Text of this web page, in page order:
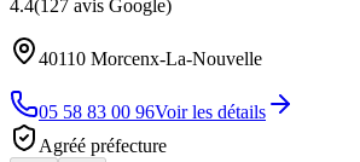
4.4(127 avis Google)
40110 Morcenx-La-Nouvelle
05 58 83 00 96Voir les détails
Agréé préfecture